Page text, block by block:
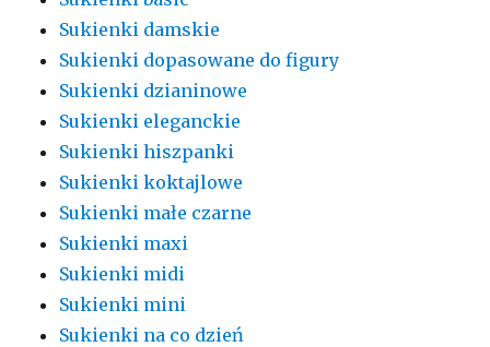
Sukienki damskie
Sukienki dopasowane do figury
Sukienki dzianinowe
Sukienki eleganckie
Sukienki hiszpanki
Sukienki koktajlowe
Sukienki małe czarne
Sukienki maxi
Sukienki midi
Sukienki mini
Sukienki na co dzień